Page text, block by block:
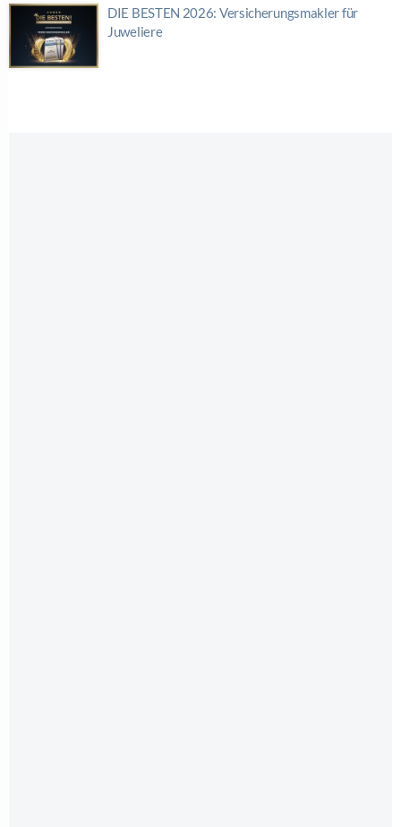
DIE BESTEN 2026: Versicherungsmakler für
Juweliere